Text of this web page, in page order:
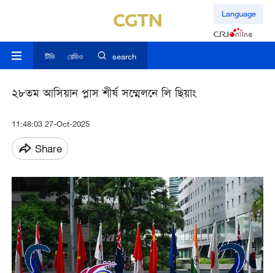
Language
টিভি রেডিও search
২৮তম আসিয়ান প্লাস শীর্ষ সম্মেলনে লি ছিয়াং
11:48:03 27-Oct-2025
Share